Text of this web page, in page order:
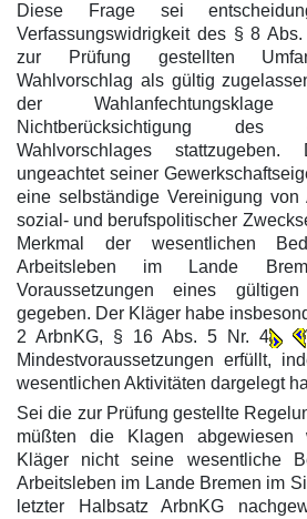
Diese Frage sei
Verfassungswidrigkeit des § 8
zur Prüfung gestellten
Wahlvorschlag als gültig
der
Nichtberücksichtigung
Wahlvorschlages
ungeachtet seiner
eine selbständige Vereinigung von
sozial- und berufspolitischer
Merkmal der wesentlichen
Arbeitsleben im Lande
Voraussetzungen eines gültigen
gegeben. Der Kläger habe
2 ArbnKG, § 16 Abs. 5 Nr. 4
Mindestvoraussetzungen erfüllt,
wesentlichen Aktivitäten dargelegt
Sei die zur Prüfung gestellte
müßten die Klagen abgewiesen
Kläger nicht seine wesentliche
Arbeitsleben im Lande Bremen im
letzter Halbsatz ArbnKG